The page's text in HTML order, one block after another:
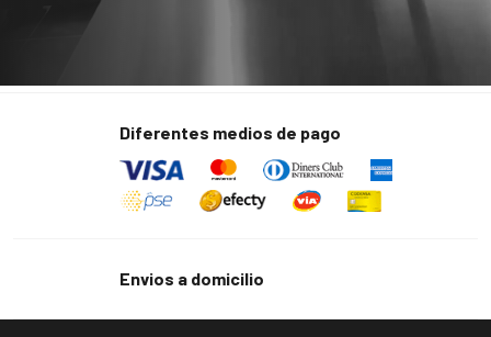
Diferentes medios de pago
Envios a domicilio